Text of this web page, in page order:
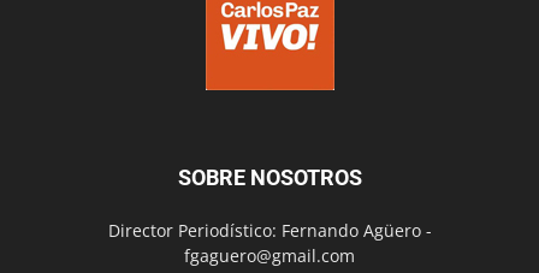
SOBRE NOSOTROS
Director Periodístico: Fernando Agüero -
fgaguero@gmail.com